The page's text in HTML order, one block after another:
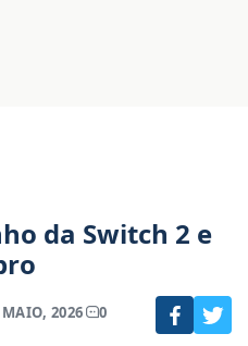
da Switch 2 e
2026 0